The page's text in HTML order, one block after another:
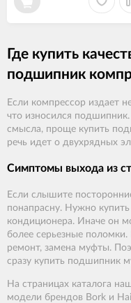
Где купить
подшипник
Если компрессор издает
что износился
смысла, проще купить
речь идет о двухрядных
Симптомы выхода из
Если слышите
понапрасну. Нужно
кондиционера. Иначе он
более серьезные
ремонт, замена муфты.
сразу купить подшипник
На страницах каталога
модели брендов Bork и